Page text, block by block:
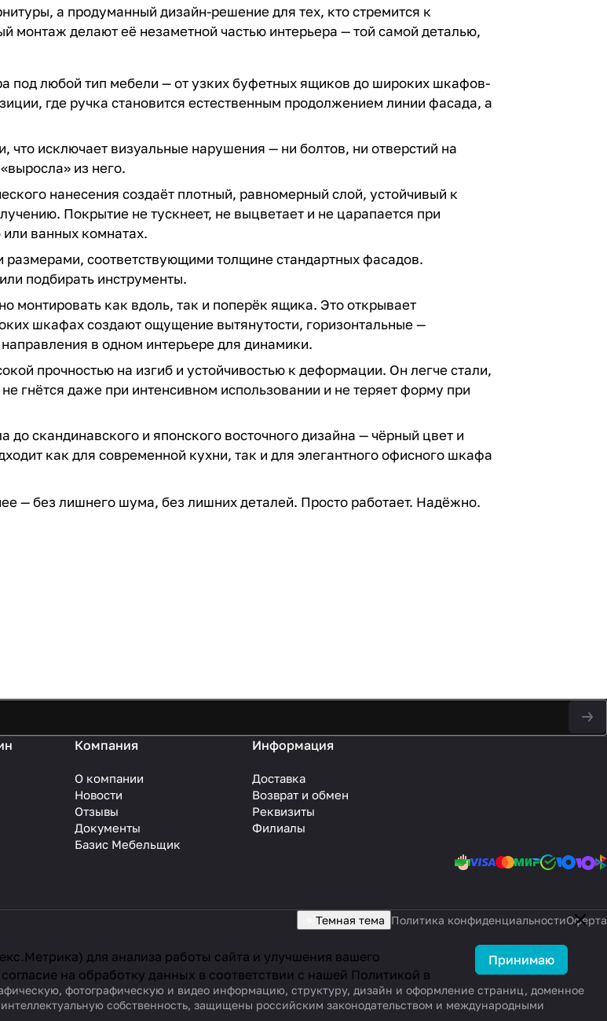
а продуманный дизайн-решение для тех, кто стремится к
делают её незаметной частью интерьера — той самой деталью,
под любой тип мебели — от узких буфетных ящиков до широких шкафов-
где ручка становится естественным продолжением линии фасада, а
исключает визуальные нарушения — ни болтов, ни отверстий на
из него.
нанесения создаёт плотный, равномерный слой, устойчивый к
Покрытие не тускнеет, не выцветает и не царапается при
ванных комнатах.
соответствующими толщине стандартных фасадов.
подбирать инструменты.
монтировать как вдоль, так и поперёк ящика. Это открывает
шкафах создают ощущение вытянутости, горизонтальные —
в одном интерьере для динамики.
прочностью на изгиб и устойчивостью к деформации. Он легче стали,
гнётся даже при интенсивном использовании и не теряет форму при
до скандинавского и японского восточного дизайна — чёрный цвет и
как для современной кухни, так и для элегантного офисного шкафа
— без лишнего шума, без лишних деталей. Просто работает. Надёжно.
Компания
О компании
Новости
Отзывы
Документы
Базис Мебельщик
Информация
Доставка
Возврат и обмен
Реквизиты
Филиалы
Темная тема Политика конфиденциальностиОферта
фотографическую и видео информацию, структуру, дизайн и оформление страниц, доменное
собственность, защищены российским законодательством и международными
для анализа работы сайта и улучшения вашего
на обработку данных в соответствии с нашей Политикой в
Принимаю